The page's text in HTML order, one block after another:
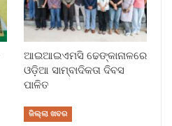
ଆଇଆଇଏମସି ଢେଙ୍କାନାଳରେ
ଓଡ଼ିଆ ସାମ୍ବାଦିକତା ଦିବସ
ପାଳିତ
ଜିଲ୍ଲା ଖବର